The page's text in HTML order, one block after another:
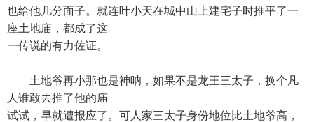
也给他几分面子。就连叶小天在城中山上建宅子时推平了一
座土地庙，都成了这
一传说的有力佐证。
土地爷再小那也是神呐，如果不是龙王三太子，换个凡
人谁敢去推了他的庙
试试，早就遭报应了。可人家三太子身份地位比土地爷高，